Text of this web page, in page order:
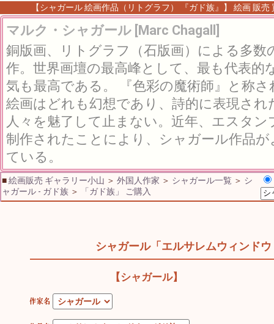
【シャガール 絵画作品（リトグラフ） 『ガド族』】 絵画 販
マルク・シャガール [Marc Chagall]
銅版画、リトグラフ（石版画）による多数
作。世界画壇の最高峰として、最も代表的
気も最高である。 『色彩の魔術師』と称
絵画はどれも幻想であり、詩的に表現され
人々を魅了して止まない。近年、エスタン
制作されたことにより、シャガール作品
ている。
■絵画販売 ギャラリー小山 ＞ 外国人作家 ＞ シャガール一覧 ＞ シ
ャガール - ガド族 ＞ 「ガド族」 ご購入
シャガール「エルサレムウィンド
【シャガール】